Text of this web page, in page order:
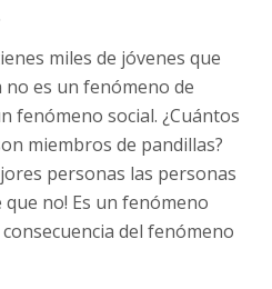
miles de jóvenes que
es un fenómeno de
fenómeno social. ¿Cuántos
miembros de pandillas?
personas las personas
que no! Es un fenómeno
del fenómeno